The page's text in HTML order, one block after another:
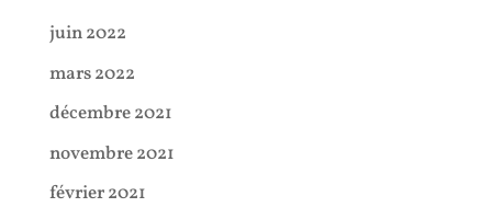
juin 2022
mars 2022
décembre 2021
novembre 2021
février 2021